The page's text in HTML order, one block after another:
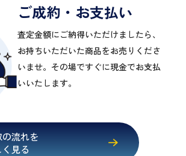
ご成約・お支払い
査定金額にご納得いただけましたら、
お持ちいただいた商品をお売りくださ
いませ。その場ですぐに現金でお支払
いいたします。
の流れを
見る